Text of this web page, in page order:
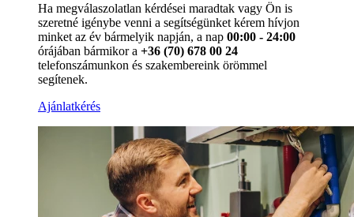
Ha megválaszolatlan kérdései maradtak vagy Ön is
szeretné igénybe venni a segítségünket kérem hívjon
minket az év bármelyik napján, a nap 00:00 - 24:00
órájában bármikor a +36 (70) 678 00 24
telefonszámunkon és szakembereink örömmel
segítenek.
Ajánlatkérés